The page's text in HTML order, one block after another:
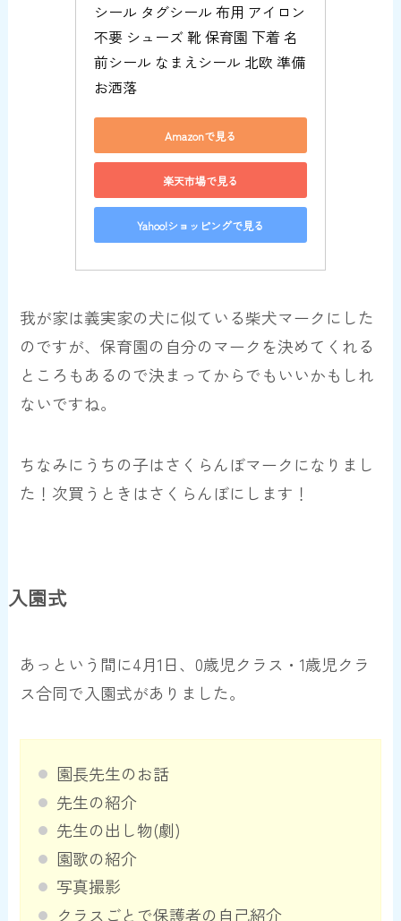
シール タグシール 布用 アイロン
不要 シューズ 靴 保育園 下着 名
前シール なまえシール 北欧 準備
お洒落
Amazonで見る
楽天市場で見る
Yahoo!ショッピングで見る
我が家は義実家の犬に似ている柴犬マークにした
のですが、保育園の自分のマークを決めてくれる
ところもあるので決まってからでもいいかもしれ
ないですね。
ちなみにうちの子はさくらんぼマークになりまし
た！次買うときはさくらんぼにします！
入園式
あっという間に4月1日、0歳児クラス・1歳児クラ
ス合同で入園式がありました。
園長先生のお話
先生の紹介
先生の出し物(劇)
園歌の紹介
写真撮影
クラスごとで保護者の自己紹介